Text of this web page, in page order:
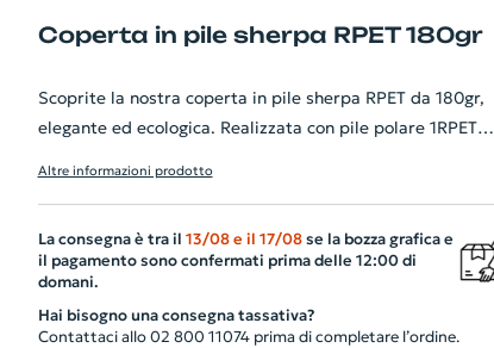
Coperta in pile sherpa RPET 180gr
Scoprite la nostra coperta in pile sherpa RPET da 180gr,
elegante ed ecologica. Realizzata con pile polare 1RPET
invernali. Il prodotto è fornito con una pratica maniglia in
nylon RPET per il trasporto, rendendolo l'accessorio
perfetto per viaggi o per un picnic all'aperto.
Personalizzabile per aziende, è il gadget promozionale
Altre informazioni prodotto
La consegna è tra il 13/08 e il 17/08se la bozza grafica e
il pagamento sono confermati prima delle 12:00 di
domani.
Hai bisogno una consegna tassativa?
Contattaci allo 02 800 11074 prima di completare l’ordine.